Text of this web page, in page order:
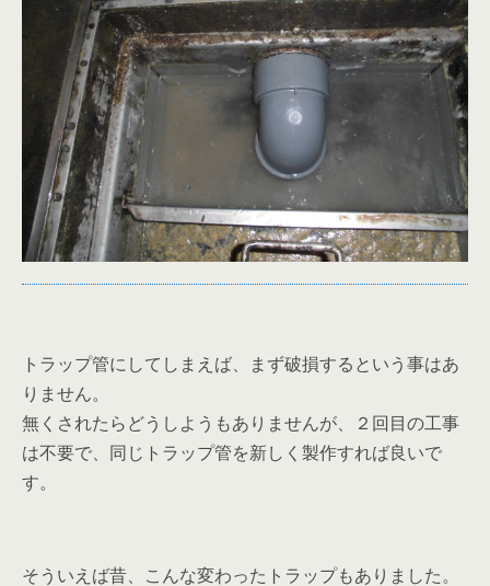
トラップ管にしてしまえば、まず破損するという事はあ
りません。
無くされたらどうしようもありませんが、２回目の工事
は不要で、同じトラップ管を新しく製作すれば良いで
す。
そういえば昔、こんな変わったトラップもありました。